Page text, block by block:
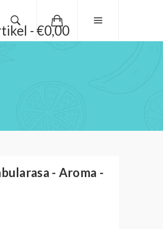
- €0,00
- Aroma -